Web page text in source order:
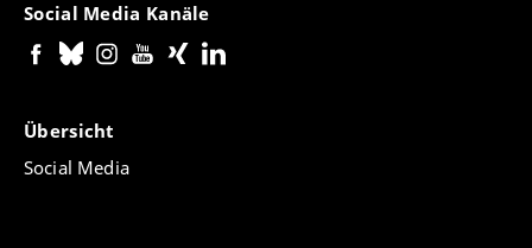
Social Media Kanäle
Übersicht
Social Media